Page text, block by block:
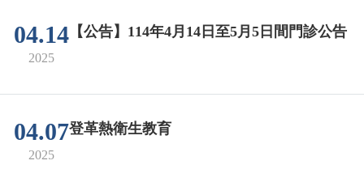
04.14
2025
【公告】114年4月14日至5月5日間門診公告
04.07
2025
登革熱衛生教育